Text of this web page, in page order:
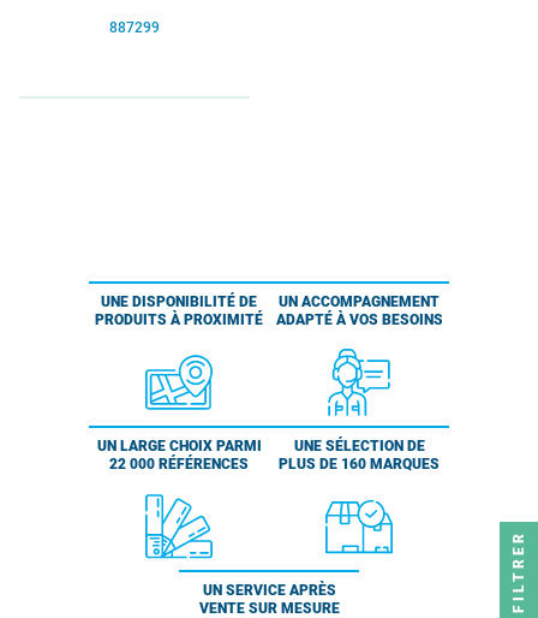
887299
UNE DISPONIBILITÉ DE
PRODUITS À PROXIMITÉ
UN ACCOMPAGNEMENT
ADAPTÉ À VOS BESOINS
UN LARGE CHOIX PARMI
22 000 RÉFÉRENCES
UNE SÉLECTION DE
PLUS DE 160 MARQUES
UN SERVICE APRÈS
VENTE SUR MESURE
FILTRER